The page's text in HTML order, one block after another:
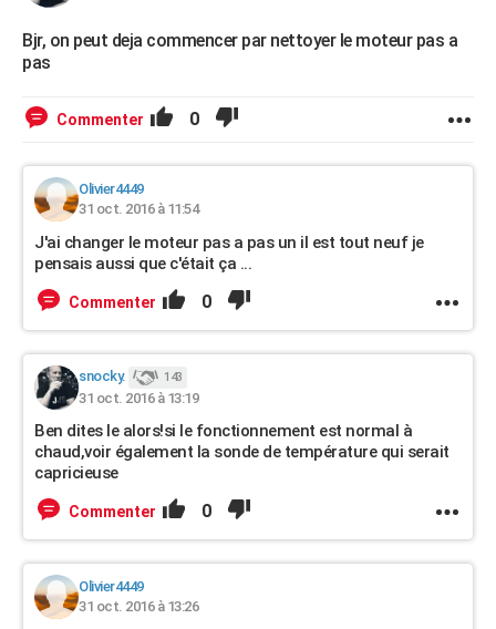
Bjr, on peut deja commencer par nettoyer le moteur pas a
pas
Commenter 0
Olivier4449
31 oct. 2016 à 11:54
J'ai changer le moteur pas a pas un il est tout neuf je
pensais aussi que c'était ça ...
Commenter 0
snocky. 143
31 oct. 2016 à 13:19
Ben dites le alors!si le fonctionnement est normal à
chaud,voir également la sonde de température qui serait
capricieuse
Commenter 0
Olivier4449
31 oct. 2016 à 13:26